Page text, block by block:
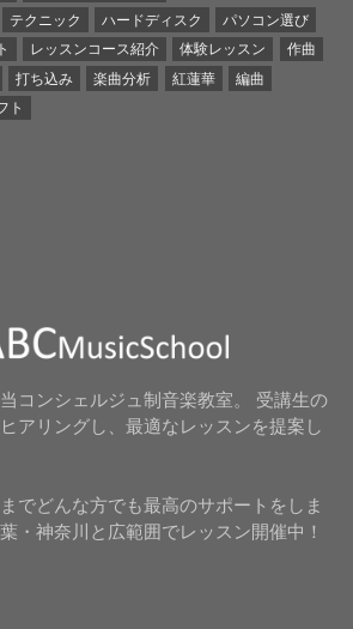
テクニック ハードディスク
パソコン選び
レッスンコース紹介 体験レッスン
作曲
打ち込み 楽曲分析 紅蓮華
編曲
ト
コンシェルジュ制音楽教室。 受講生の
アリングし、最適なレッスンを提案し
でどんな方でも最高のサポートをしま
・神奈川と広範囲でレッスン開催中！